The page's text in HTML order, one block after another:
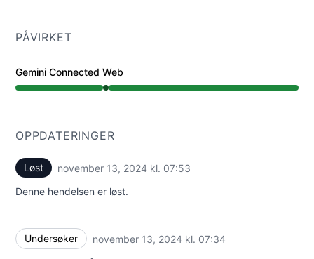
PÅVIRKET
Gemini Connected Web
Operasjonell fra 7:34 AM til 7:53 AM
OPPDATERINGER
Løst november 13, 2024 kl. 07:53
Denne hendelsen er løst.
Undersøker november 13, 2024 kl. 07:34